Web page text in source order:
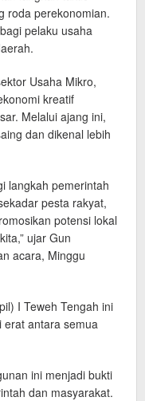
roda perekonomian.
pelaku usaha
Usaha Mikro,
kreatif
Melalui ajang ini,
dan dikenal lebih
langkah pemerintah
pesta rakyat,
potensi lokal
ujar Gun
acara, Minggu
I Teweh Tengah ini
erat antara semua
ini menjadi bukti
dan masyarakat.